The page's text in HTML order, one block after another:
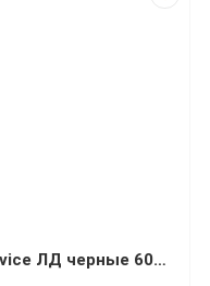
Пакеты для мусора PRO service ЛД черные 60 л 20 шт (60х80 сантиметров)